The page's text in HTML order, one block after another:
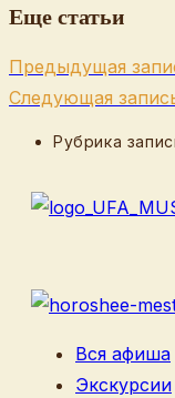
Еще статьи
Предыдущая
Следующая
Рубрика
Вся афиша
Экскурсии